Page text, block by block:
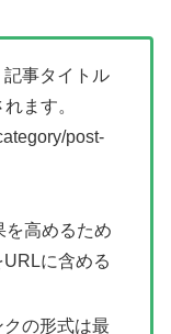
記事タイトル
ます。
post-
を高めるため
に含める
の形式は最